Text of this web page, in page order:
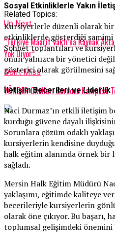
Related Topics:
Up Next
“Türkiye Maarif Vakfı’na Kaynak
Yok Diyor”
Don't Miss
YÖNDER Okulları Bornova
Sosyal Etkinliklerle Yakın
Kursiyerlerle düzenli olarak
etkinliklerde gösterdiği samimi
Sohbet toplantıları ve
onun yalnızca bir yönetici
gösterici olarak görülmesini
İletişim Becerileri ve Liderlik
Naci Durmaz’ın etkili iletişim
kurduğu güvene dayalı
Sorunlara çözüm odaklı
kursiyerlerin kendisine
halk eğitim alanında örnek bir
sağladı.
Mersin Halk Eğitim Müdürü
yaklaşımı, eğitimde kaliteye
becerileriyle kursiyerlerin
olarak öne çıkıyor. Bu başarı,
toplumsal gelişimdeki önemini